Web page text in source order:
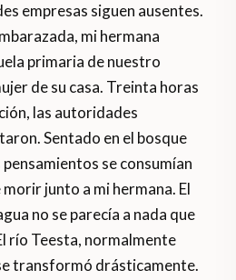
empresas siguen ausentes.
mi hermana
primaria de nuestro
de su casa. Treinta horas
las autoridades
Sentado en el bosque
se consumían
junto a mi hermana. El
no se parecía a nada que
río Teesta, normalmente
transformó drásticamente.